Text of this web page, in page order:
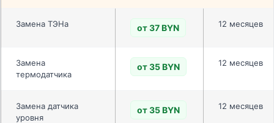
Замена ТЭНа от 37 BYN 12 месяцев
Замена
термодатчика
от 35 BYN 12 месяцев
Замена датчика
уровня
от 35 BYN 12 месяцев